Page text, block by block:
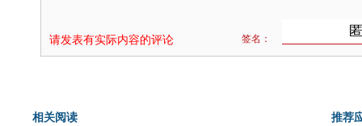
请发表有实际内容的评论 签名：
相关阅读 推荐